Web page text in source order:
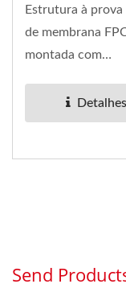
Estrutura à prova
de membrana
montada com
membrana e
metal....
Detalhes